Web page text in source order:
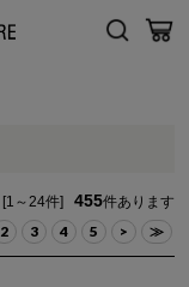
[1～24件] 455件あります
2 3 4 5 > ≫